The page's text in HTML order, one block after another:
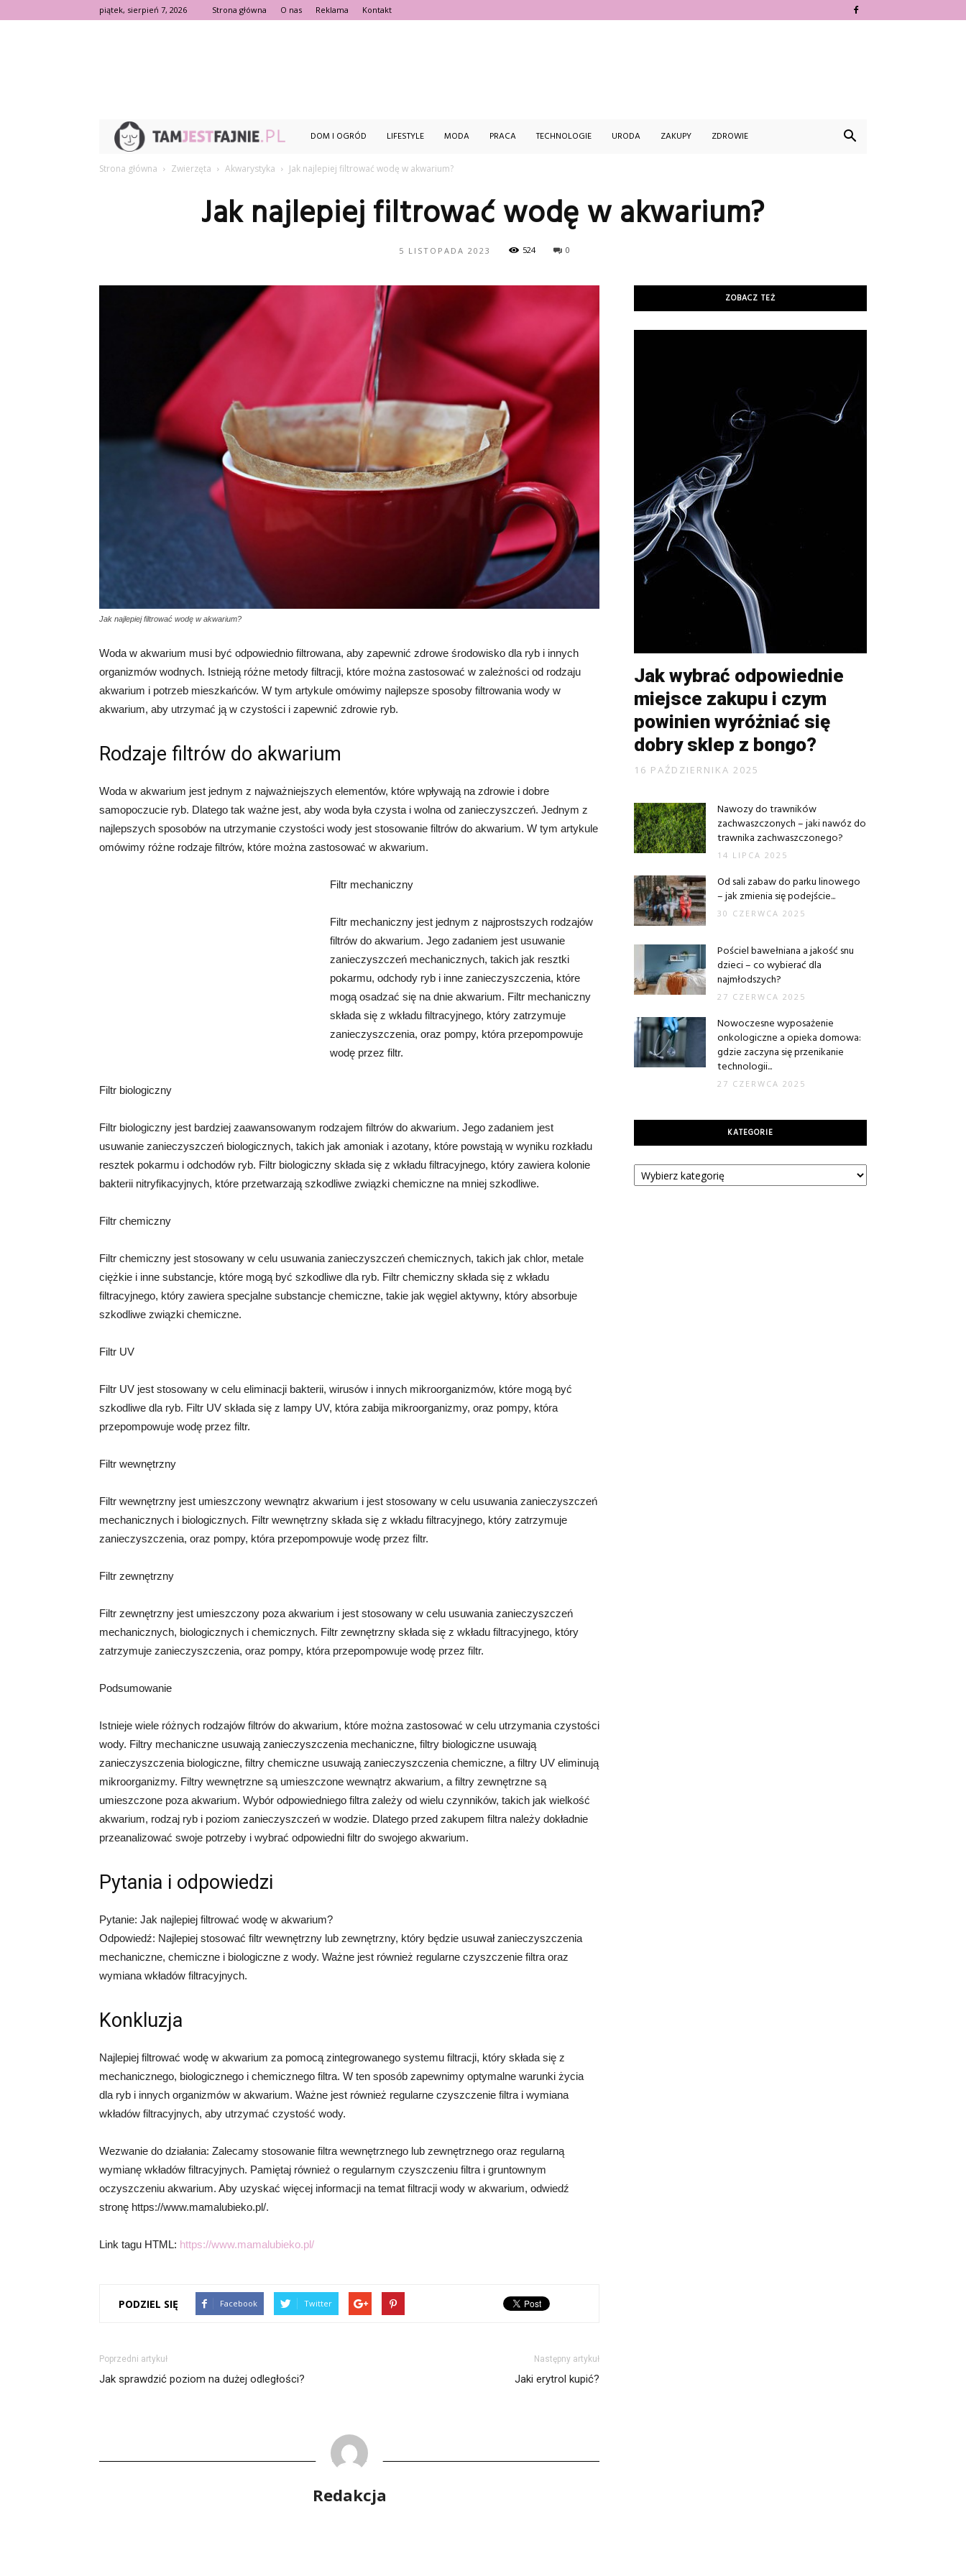
piątek, sierpień 7, 2026 Strona główna O nas Reklama Kontakt
TamJestFajnie.pl
DOM I OGRÓD LIFESTYLE MODA PRACA TECHNOLOGIE URODA ZAKUPY ZDROWIE
Strona główna Zwierzęta Akwarystyka Jak najlepiej filtrować wodę w akwarium?
Jak najlepiej filtrować wodę w akwarium?
5 LISTOPADA 2023 524 0
Jak najlepiej filtrować wodę w akwarium?
Woda w akwarium musi być odpowiednio filtrowana, aby zapewnić zdrowe środowisko dla ryb i innych
organizmów wodnych. Istnieją różne metody filtracji, które można zastosować w zależności od rodzaju
akwarium i potrzeb mieszkańców. W tym artykule omówimy najlepsze sposoby filtrowania wody w
akwarium, aby utrzymać ją w czystości i zapewnić zdrowie ryb.
Rodzaje filtrów do akwarium
Woda w akwarium jest jednym z najważniejszych elementów, które wpływają na zdrowie i dobre
samopoczucie ryb. Dlatego tak ważne jest, aby woda była czysta i wolna od zanieczyszczeń. Jednym z
najlepszych sposobów na utrzymanie czystości wody jest stosowanie filtrów do akwarium. W tym artykule
omówimy różne rodzaje filtrów, które można zastosować w akwarium.
Filtr mechaniczny
Filtr mechaniczny jest jednym z najprostszych rodzajów
filtrów do akwarium. Jego zadaniem jest usuwanie
zanieczyszczeń mechanicznych, takich jak resztki
pokarmu, odchody ryb i inne zanieczyszczenia, które
mogą osadzać się na dnie akwarium. Filtr mechaniczny
składa się z wkładu filtracyjnego, który zatrzymuje
zanieczyszczenia, oraz pompy, która przepompowuje
wodę przez filtr.
Filtr biologiczny
Filtr biologiczny jest bardziej zaawansowanym rodzajem filtrów do akwarium. Jego zadaniem jest
usuwanie zanieczyszczeń biologicznych, takich jak amoniak i azotany, które powstają w wyniku rozkładu
resztek pokarmu i odchodów ryb. Filtr biologiczny składa się z wkładu filtracyjnego, który zawiera kolonie
bakterii nitryfikacyjnych, które przetwarzają szkodliwe związki chemiczne na mniej szkodliwe.
Filtr chemiczny
Filtr chemiczny jest stosowany w celu usuwania zanieczyszczeń chemicznych, takich jak chlor, metale
ciężkie i inne substancje, które mogą być szkodliwe dla ryb. Filtr chemiczny składa się z wkładu
filtracyjnego, który zawiera specjalne substancje chemiczne, takie jak węgiel aktywny, który absorbuje
szkodliwe związki chemiczne.
Filtr UV
Filtr UV jest stosowany w celu eliminacji bakterii, wirusów i innych mikroorganizmów, które mogą być
szkodliwe dla ryb. Filtr UV składa się z lampy UV, która zabija mikroorganizmy, oraz pompy, która
przepompowuje wodę przez filtr.
Filtr wewnętrzny
Filtr wewnętrzny jest umieszczony wewnątrz akwarium i jest stosowany w celu usuwania zanieczyszczeń
mechanicznych i biologicznych. Filtr wewnętrzny składa się z wkładu filtracyjnego, który zatrzymuje
zanieczyszczenia, oraz pompy, która przepompowuje wodę przez filtr.
Filtr zewnętrzny
Filtr zewnętrzny jest umieszczony poza akwarium i jest stosowany w celu usuwania zanieczyszczeń
mechanicznych, biologicznych i chemicznych. Filtr zewnętrzny składa się z wkładu filtracyjnego, który
zatrzymuje zanieczyszczenia, oraz pompy, która przepompowuje wodę przez filtr.
Podsumowanie
Istnieje wiele różnych rodzajów filtrów do akwarium, które można zastosować w celu utrzymania czystości
wody. Filtry mechaniczne usuwają zanieczyszczenia mechaniczne, filtry biologiczne usuwają
zanieczyszczenia biologiczne, filtry chemiczne usuwają zanieczyszczenia chemiczne, a filtry UV eliminują
mikroorganizmy. Filtry wewnętrzne są umieszczone wewnątrz akwarium, a filtry zewnętrzne są
umieszczone poza akwarium. Wybór odpowiedniego filtra zależy od wielu czynników, takich jak wielkość
akwarium, rodzaj ryb i poziom zanieczyszczeń w wodzie. Dlatego przed zakupem filtra należy dokładnie
przeanalizować swoje potrzeby i wybrać odpowiedni filtr do swojego akwarium.
Pytania i odpowiedzi
Pytanie: Jak najlepiej filtrować wodę w akwarium?
Odpowiedź: Najlepiej stosować filtr wewnętrzny lub zewnętrzny, który będzie usuwał zanieczyszczenia
mechaniczne, chemiczne i biologiczne z wody. Ważne jest również regularne czyszczenie filtra oraz
wymiana wkładów filtracyjnych.
Konkluzja
Najlepiej filtrować wodę w akwarium za pomocą zintegrowanego systemu filtracji, który składa się z
mechanicznego, biologicznego i chemicznego filtra. W ten sposób zapewnimy optymalne warunki życia
dla ryb i innych organizmów w akwarium. Ważne jest również regularne czyszczenie filtra i wymiana
wkładów filtracyjnych, aby utrzymać czystość wody.
Wezwanie do działania: Zalecamy stosowanie filtra wewnętrznego lub zewnętrznego oraz regularną
wymianę wkładów filtracyjnych. Pamiętaj również o regularnym czyszczeniu filtra i gruntownym
oczyszczeniu akwarium. Aby uzyskać więcej informacji na temat filtracji wody w akwarium, odwiedź
stronę https://www.mamalubieko.pl/.
Link tagu HTML: https://www.mamalubieko.pl/
PODZIEL SIĘ Facebook Twitter
Poprzedni artykuł
Jak sprawdzić poziom na dużej odległości?
Następny artykuł
Jaki erytrol kupić?
Redakcja
ZOBACZ TEŻ
Jak wybrać odpowiednie
miejsce zakupu i czym
powinien wyróżniać się
dobry sklep z bongo?
16 PAŹDZIERNIKA 2025
Nawozy do trawników
zachwaszczonych – jaki nawóz do
trawnika zachwaszczonego?
14 LIPCA 2025
Od sali zabaw do parku linowego
– jak zmienia się podejście...
30 CZERWCA 2025
Pościel bawełniana a jakość snu
dzieci – co wybierać dla
najmłodszych?
27 CZERWCA 2025
Nowoczesne wyposażenie
onkologiczne a opieka domowa:
gdzie zaczyna się przenikanie
technologii...
27 CZERWCA 2025
KATEGORIE
Kategorie